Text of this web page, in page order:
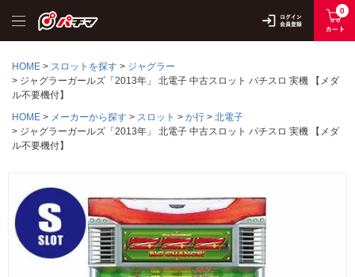
0
HOME スロットを探す
ジャグラー
ジャグラーガールズ「2013年」 北電子 中古スロット パチスロ 実機 【メダ
ル不要機付】
HOME
メーカーから探す スロット か行
北電子
ジャグラーガールズ「2013年」 北電子 中古スロット パチスロ 実機 【メダ
ル不要機付】